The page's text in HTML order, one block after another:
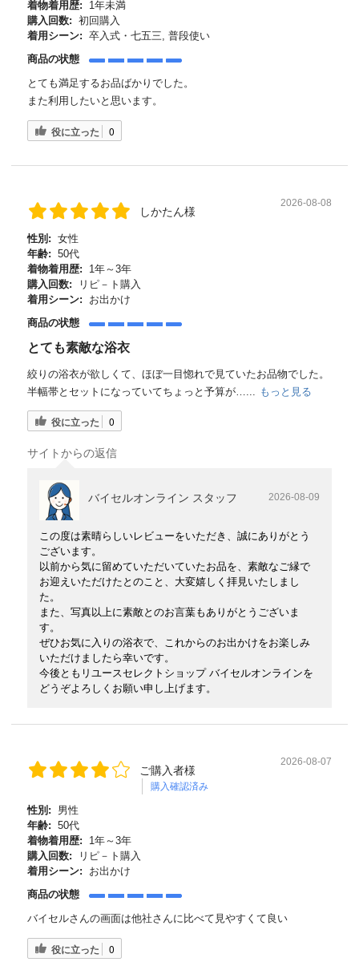
着物着用歴:
1年未満
購入回数: 初回購入
着用シーン: 卒入式・七五三, 普段使い
商品の状態
とても満足するお品ばかりでした。
また利用したいと思います。
役に立った 0
しかたん様
2026-08-08
性別: 女性
年齢: 50代
着物着用歴:
1年～3年
購入回数:
リピ－ト購入
着用シーン:
お出かけ
商品の状態
とても素敵な浴衣
絞りの浴衣が欲しくて、ほぼ一目惚れで見ていたお品物でした。
半幅帯とセットになっていてちょっと予算が…...
もっと見る
役に立った 0
サイトからの返信
バイセルオンライン スタッフ 2026-08-09
この度は素晴らしいレビューをいただき、誠にありがとう
ございます。
以前から気に留めていただいていたお品を、素敵なご縁で
お迎えいただけたとのこと、大変嬉しく拝見いたしまし
た。
また、写真以上に素敵とのお言葉もありがとうございま
す。
ぜひお気に入りの浴衣で、これからのお出かけをお楽しみ
いただけましたら幸いです。
今後ともリユースセレクトショップ バイセルオンラインを
どうぞよろしくお願い申し上げます。
ご購入者様
購入確認済み
2026-08-07
性別:
男性
年齢: 50代
着物着用歴:
1年～3年
購入回数:
リピ－ト購入
着用シーン:
お出かけ
商品の状態
バイセルさんの画面は他社さんに比べて見やすくて良い
役に立った 0